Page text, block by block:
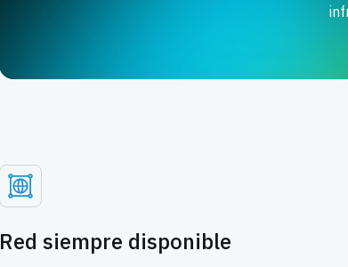
Red siempre disponible